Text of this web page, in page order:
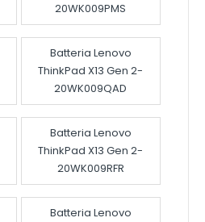
20WK009PMS
Batteria Lenovo
ThinkPad X13 Gen 2-
20WK009QAD
Batteria Lenovo
ThinkPad X13 Gen 2-
20WK009RFR
Batteria Lenovo